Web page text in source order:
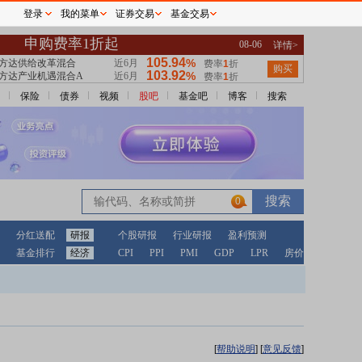
保险 债券 视频 股吧 基金吧 博客 搜索
0
分红送配 研报 个股研报 行业研报
盈利预测
基金排行
经济 CPI PPI PMI GDP LPR 房价
[帮助说明] [意见反馈]
登录 我的菜单 证券交易 基金交易